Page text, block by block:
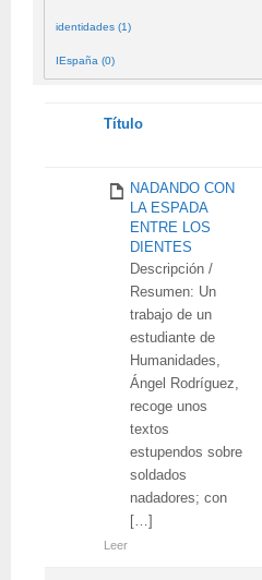
identidades (1)
IEspaña (0)
Título
NADANDO CON
LA ESPADA
ENTRE LOS
DIENTES
Descripción /
Resumen: Un
trabajo de un
estudiante de
Humanidades,
Ángel Rodríguez,
recoge unos
textos
estupendos sobre
soldados
nadadores; con
[…]
Leer